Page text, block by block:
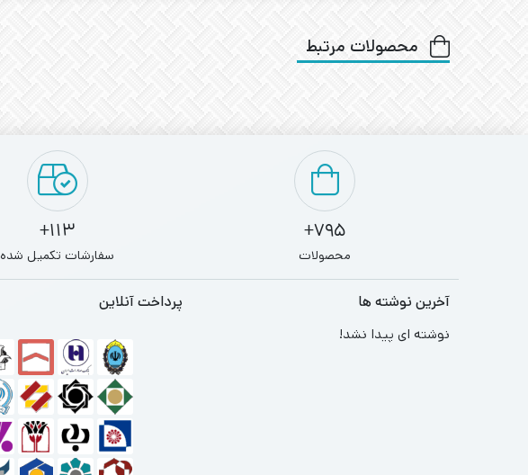
محصولات مرتبط
795+
محصولات
113+
سفارشات تکمیل شده
آخرین نوشته ها
نوشته ای پیدا نشد!
پرداخت آنلاین